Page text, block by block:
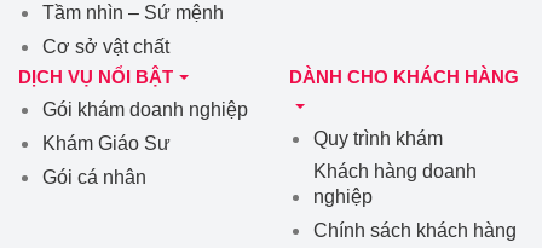
Tầm nhìn – Sứ mệnh
Cơ sở vật chất
DỊCH VỤ NỔI BẬT
Gói khám doanh nghiệp
Khám Giáo Sư
Gói cá nhân
DÀNH CHO KHÁCH HÀNG
Quy trình khám
Khách hàng doanh
nghiệp
Chính sách khách hàng